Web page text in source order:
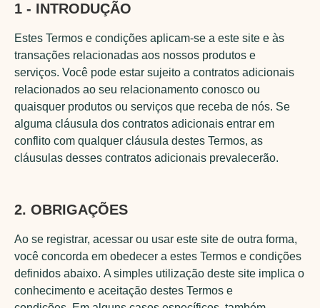
1 - INTRODUÇÃO
Estes Termos e condições aplicam-se a este site e às
transações relacionadas aos nossos produtos e
serviços. Você pode estar sujeito a contratos adicionais
relacionados ao seu relacionamento conosco ou
quaisquer produtos ou serviços que receba de nós. Se
alguma cláusula dos contratos adicionais entrar em
conflito com qualquer cláusula destes Termos, as
cláusulas desses contratos adicionais prevalecerão.
2. OBRIGAÇÕES
Ao se registrar, acessar ou usar este site de outra forma,
você concorda em obedecer a estes Termos e condições
definidos abaixo. A simples utilização deste site implica o
conhecimento e aceitação destes Termos e